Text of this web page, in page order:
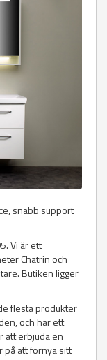
snabb support
Vi är ett
Chatrin och
Butiken ligger
flesta produkter
och har ett
att erbjuda en
på att förnya sitt